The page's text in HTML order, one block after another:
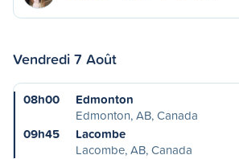
Vendredi 7 Août
08h00
Edmonton
Edmonton, AB, Canada
09h45
Lacombe
Lacombe, AB, Canada